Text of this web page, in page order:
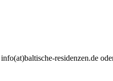
residenzen.de